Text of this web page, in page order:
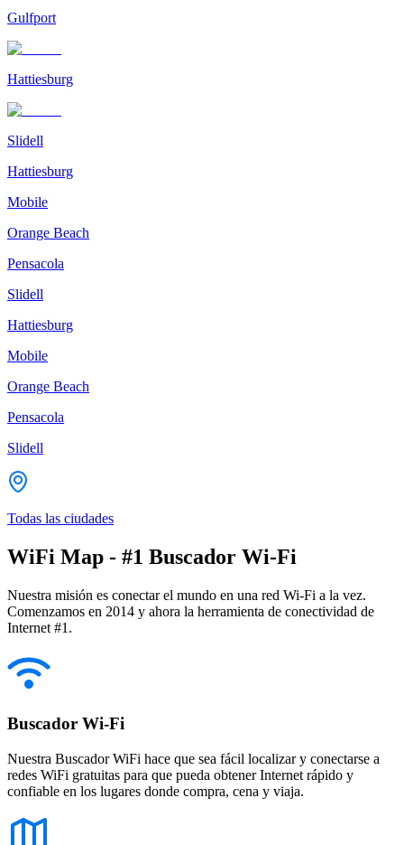
Gulfport
Hattiesburg
Slidell
Hattiesburg
Mobile
Orange Beach
Pensacola
Slidell
Hattiesburg
Mobile
Orange Beach
Pensacola
Slidell
Todas las ciudades
WiFi Map - #1 Buscador Wi-Fi
Nuestra misión es conectar el mundo en una red Wi-Fi a la vez.
Comenzamos en 2014 y ahora la herramienta de conectividad de
Internet #1.
Buscador Wi-Fi
Nuestra Buscador WiFi hace que sea fácil localizar y conectarse a
redes WiFi gratuitas para que pueda obtener Internet rápido y
confiable en los lugares donde compra, cena y viaja.